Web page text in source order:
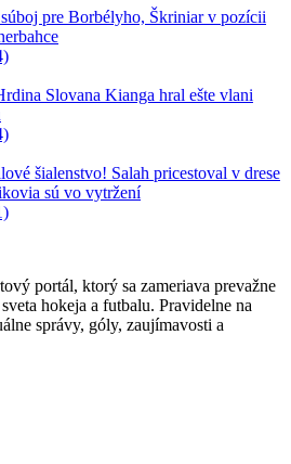
pre Borbélyho, Škriniar v pozícii
Slovana Kianga hral ešte vlani
šialenstvo! Salah pricestoval v drese
sú vo vytržení
portál, ktorý sa zameriava prevažne
hokeja a futbalu. Pravidelne na
správy, góly, zaujímavosti a